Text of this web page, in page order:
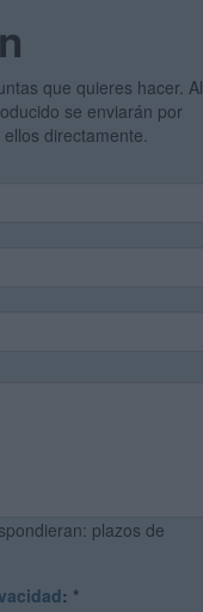
que quieres hacer. Al
se enviarán por
directamente.
plazos de
: *